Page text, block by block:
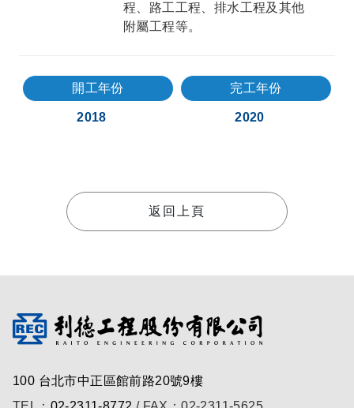
程、路工工程、排水工程及其他
附屬工程等。
開工年份
2018
完工年份
2020
返回上頁
100 台北市中正區館前路20號9樓